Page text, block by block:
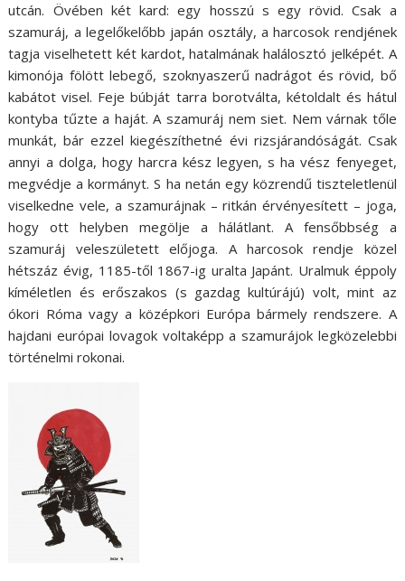
utcán. Övében két kard: egy hosszú s egy rövid. Csak a
szamuráj, a legelőkelőbb japán osztály, a harcosok rendjének
tagja viselhetett két kardot, hatalmának halálosztó jelképét. A
kimonója fölött lebegő, szoknyaszerű nadrágot és rövid, bő
kabátot visel. Feje búbját tarra borotválta, kétoldalt és hátul
kontyba tűzte a haját. A szamuráj nem siet. Nem várnak tőle
munkát, bár ezzel kiegészíthetné évi rizsjárandóságát. Csak
annyi a dolga, hogy harcra kész legyen, s ha vész fenyeget,
megvédje a kormányt. S ha netán egy közrendű tiszteletlenül
viselkedne vele, a szamurájnak – ritkán érvényesített – joga,
hogy ott helyben megölje a hálátlant. A fensőbbség a
szamuráj veleszületett előjoga. A harcosok rendje közel
hétszáz évig, 1185-től 1867-ig uralta Japánt. Uralmuk éppoly
kíméletlen és erőszakos (s gazdag kultúrájú) volt, mint az
ókori Róma vagy a középkori Európa bármely rendszere. A
hajdani európai lovagok voltaképp a szamurájok legközelebbi
történelmi rokonai.